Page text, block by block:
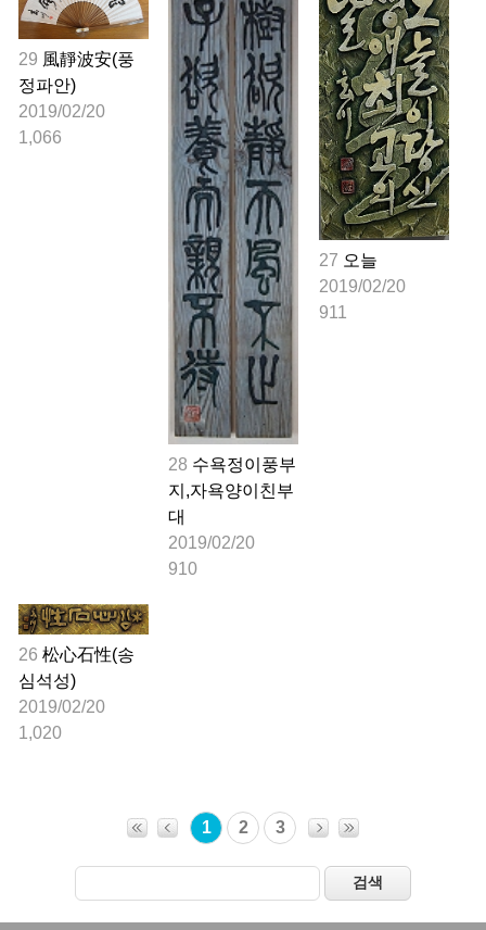
29 風靜波安(풍
정파안)
2019/02/20
1,066
28 수욕정이풍부
지,자욕양이친부
대
2019/02/20
910
27 오늘
2019/02/20
911
26 松心石性(송
심석성)
2019/02/20
1,020
1 2 3